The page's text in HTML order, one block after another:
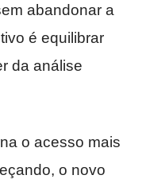
abandonar a
é equilibrar
da análise
o acesso mais
o novo